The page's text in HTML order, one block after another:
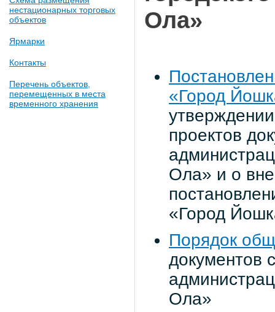
нестационарных торговых
объектов
Ярмарки
Контакты
Перечень объектов,
перемещенных в места
временного хранения
Ола»
«Город
проектов
Ола» и о
«Город
Порядок
документов
Ола»